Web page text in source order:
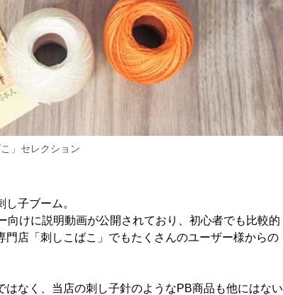
こ」セレクション
子ブーム。
けに説明動画が公開されており、初心者でも比較的
店「刺しこばこ」でもたくさんのユーザー様からの
なく、当店の刺し子針のようなPB商品も他にはない